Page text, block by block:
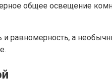
общее освещение
равномерность, а